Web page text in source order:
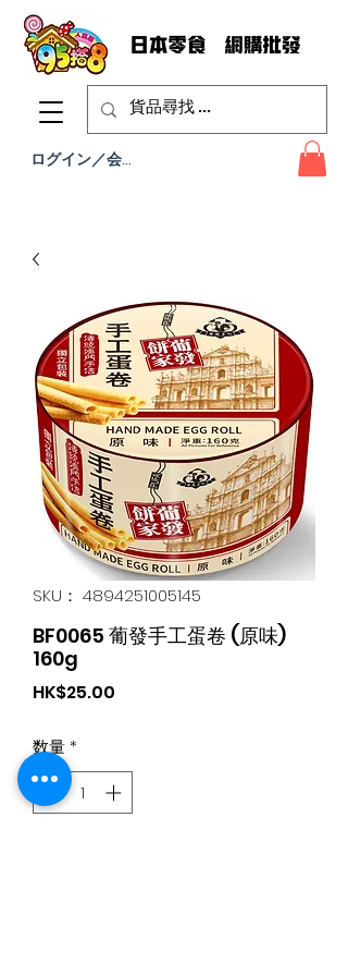
ログイン／会員登録
SKU： 4894251005145
BF0065 葡發手工蛋卷 (原味)
160g
HK$25.00
数量*